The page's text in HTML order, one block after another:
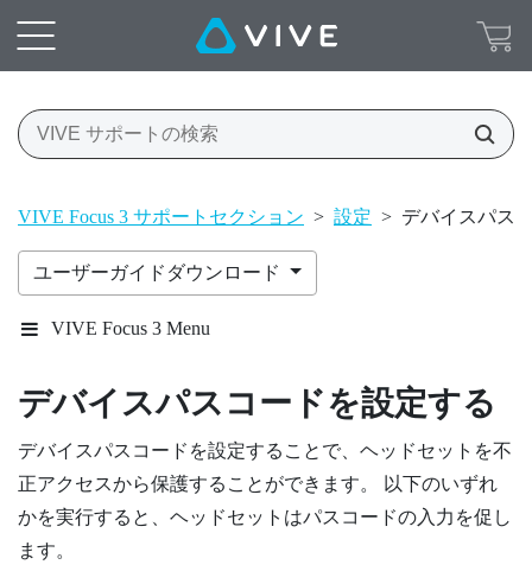
VIVE Focus 3 サポートセクション > 設定 > デバイスパス
ユーザーガイドダウンロード
VIVE Focus 3 Menu
デバイスパスコードを設定する
デバイスパスコードを設定することで、ヘッドセットを不
正アクセスから保護することができます。 以下のいずれ
かを実行すると、ヘッドセットはパスコードの入力を促し
ます。